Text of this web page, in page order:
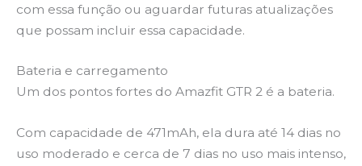
com essa função ou aguardar futuras atualizações
que possam incluir essa capacidade.
Bateria e carregamento
Um dos pontos fortes do Amazfit GTR 2 é a bateria.
Com capacidade de 471mAh, ela dura até 14 dias no
uso moderado e cerca de 7 dias no uso mais intenso,